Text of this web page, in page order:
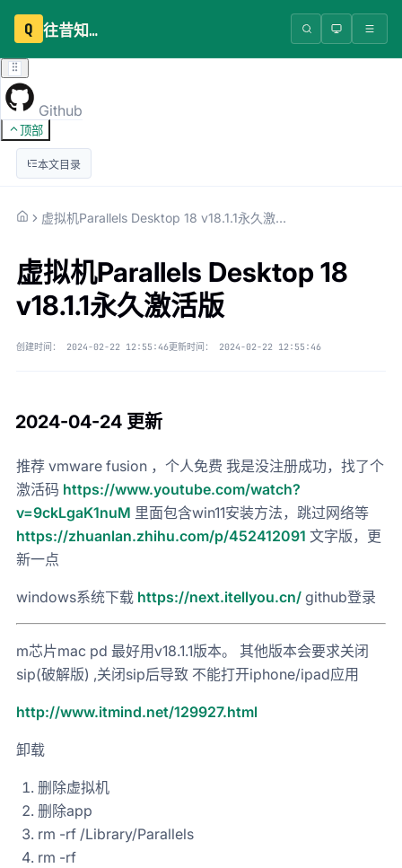
Q 往昔知识库
Github
顶部
本文目录
虚拟机Parallels Desktop 18 v18.1.1永久激活版
虚拟机Parallels Desktop 18
v18.1.1永久激活版
创建时间： 2024-02-22 12:55:46更新时间： 2024-02-22 12:55:46
2024-04-24 更新
推荐 vmware fusion ，个人免费 我是没注册成功，找了个
激活码 https://www.youtube.com/watch?
v=9ckLgaK1nuM 里面包含win11安装方法，跳过网络等
https://zhuanlan.zhihu.com/p/452412091 文字版，更
新一点
windows系统下载 https://next.itellyou.cn/ github登录
m芯片mac pd 最好用v18.1.1版本。 其他版本会要求关闭
sip(破解版) ,关闭sip后导致 不能打开iphone/ipad应用
http://www.itmind.net/129927.html
卸载
删除虚拟机
删除app
rm -rf /Library/Parallels
rm -rf